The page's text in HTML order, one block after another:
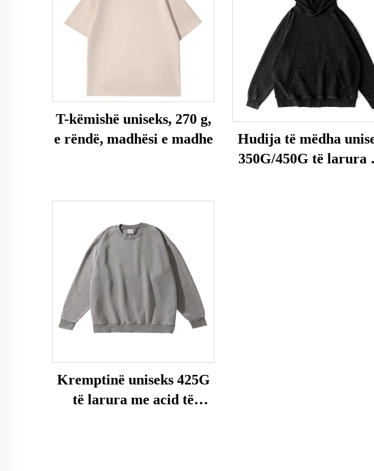
T-këmishë uniseks, 270 g,
e rëndë, madhësi e madhe
Hudija të mëdha
350G/450G të larura
Kremptinë uniseks 425G
të larura me acid të